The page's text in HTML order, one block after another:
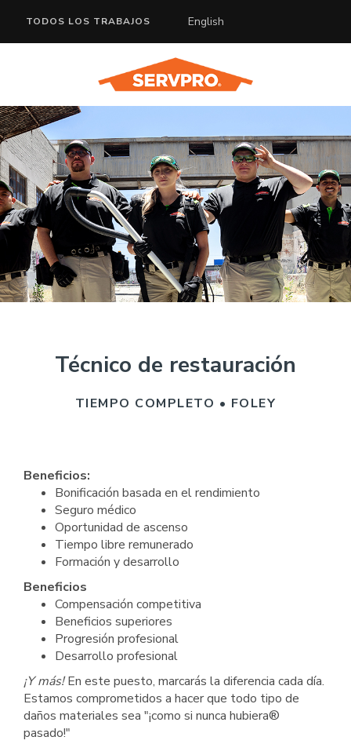
TODOS LOS TRABAJOS English
Técnico de restauración
TIEMPO COMPLETO • FOLEY
Beneficios:
Bonificación basada en el rendimiento
Seguro médico
Oportunidad de ascenso
Tiempo libre remunerado
Formación y desarrollo
Beneficios
Compensación competitiva
Beneficios superiores
Progresión profesional
Desarrollo profesional
¡Y más!En este puesto, marcarás la diferencia cada día.
Estamos comprometidos a hacer que todo tipo de
daños materiales sea "¡como si nunca hubiera®
pasado!"